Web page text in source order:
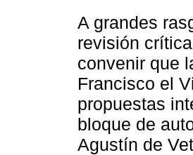
A grandes
revisión
convenir que
Francisco el
propuestas
bloque de
Agustín de